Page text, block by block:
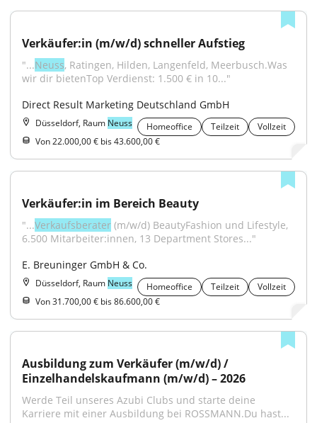
Verkäufer:in (m/w/d) schneller Aufstieg
"...Neuss, Ratingen, Hilden, Langenfeld, Meerbusch.Was
wir dir bietenTop Verdienst: 1.500 € in 10..."
Direct Result Marketing Deutschland GmbH
Düsseldorf, Raum Neuss Homeoffice Teilzeit
Vollzeit
Von 22.000,00 € bis 43.600,00 €
Verkäufer:in im Bereich Beauty
"...Verkaufsberater (m/w/d) BeautyFashion und Lifestyle,
6.500 Mitarbeiter:innen, 13 Department Stores..."
E. Breuninger GmbH & Co.
Düsseldorf, Raum Neuss Homeoffice Teilzeit
Vollzeit
Von 31.700,00 € bis 86.600,00 €
Ausbildung zum Verkäufer (m/w/d) /
Einzelhandelskaufmann (m/w/d) – 2026
Werde Teil unseres Azubi Clubs und starte deine
Karriere mit einer Ausbildung bei ROSSMANN.Du hast...